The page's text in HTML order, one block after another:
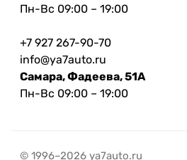
Пн-Вс 09:00 – 19:00
+7 927 267-90-70
info@ya7auto.ru
Самара, Фадеева, 51А
Пн-Вс 09:00 – 19:00
© 1996–2026 ya7auto.ru